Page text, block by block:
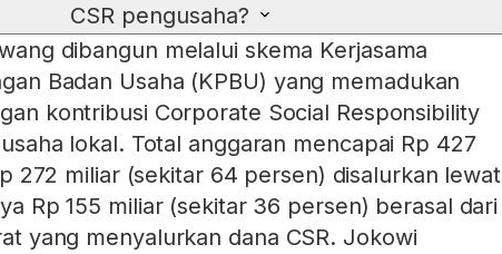
CSR pengusaha?
dibangun melalui skema Kerjasama
Badan Usaha (KPBU) yang memadukan
kontribusi Corporate Social Responsibility
lokal. Total anggaran mencapai Rp 427
272 miliar (sekitar 64 persen) disalurkan lewat
Rp 155 miliar (sekitar 36 persen) berasal dari
yang menyalurkan dana CSR. Jokowi